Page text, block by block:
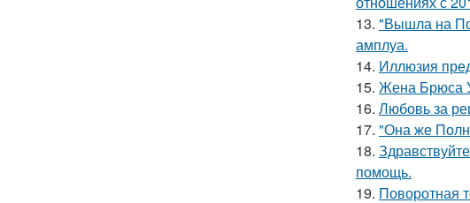
13. "Вышла на
амплуа.
14. Иллюзия
15. Жена Брюса
16. Любовь за
17. "Она же
18.
помощь.
19. Поворотная